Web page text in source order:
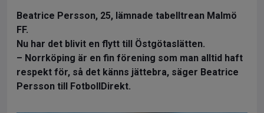
Beatrice Persson, 25, lämnade tabelltrean Malmö
FF.
Nu har det blivit en flytt till Östgötaslätten.
– Norrköping är en fin förening som man alltid haft
respekt för, så det känns jättebra, säger Beatrice
Persson till FotbollDirekt.